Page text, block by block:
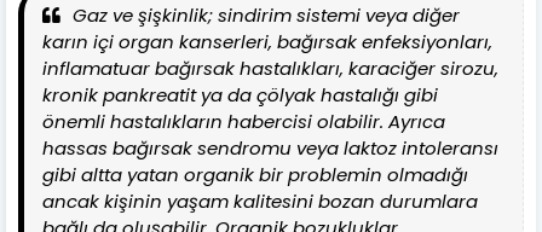
Gaz ve şişkinlik; sindirim sistemi veya diğer
karın içi organ kanserleri, bağırsak enfeksiyonları,
inflamatuar bağırsak hastalıkları, karaciğer sirozu,
kronik pankreatit ya da çölyak hastalığı gibi
önemli hastalıkların habercisi olabilir. Ayrıca
hassas bağırsak sendromu veya laktoz intoleransı
gibi altta yatan organik bir problemin olmadığı
ancak kişinin yaşam kalitesini bozan durumlara